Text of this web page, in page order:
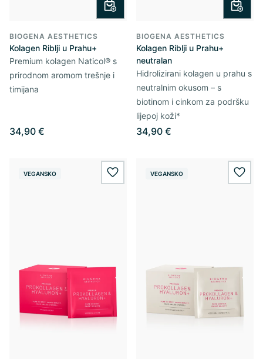
BIOGENA AESTHETICS
Kolagen Riblji u Prahu+
Premium kolagen Naticol® s
prirodnom aromom trešnje i
timijana
34,90 €
BIOGENA AESTHETICS
Kolagen Riblji u Prahu+
neutralan
Hidrolizirani kolagen u prahu s
neutralnim okusom – s
biotinom i cinkom za podršku
lijepoj koži*
34,90 €
VEGANSKO wishlist.addVEGANSKO